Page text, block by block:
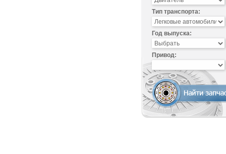
Тип транспорта:
Год выпуска:
Привод: